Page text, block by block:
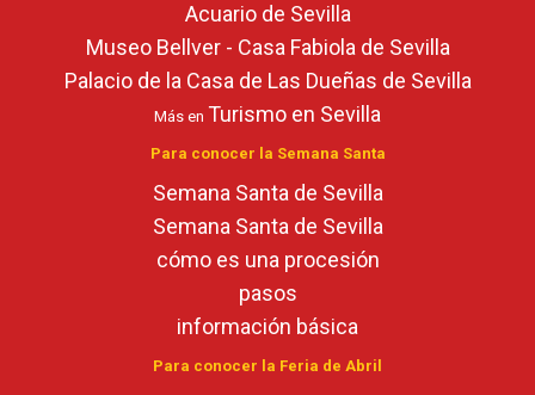
Acuario de Sevilla
Museo Bellver - Casa Fabiola de Sevilla
Palacio de la Casa de Las Dueñas de Sevilla
Más en Turismo en Sevilla
Para conocer la Semana Santa
Semana Santa de Sevilla
Semana Santa de Sevilla
cómo es una procesión
pasos
información básica
Para conocer la Feria de Abril